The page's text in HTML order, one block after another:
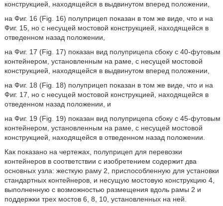
конструкцией, находящейся в выдвинутом вперед положении,
на Фиг. 16 (Fig. 16) полуприцеп показан в том же виде, что и на
Фиг. 15, но с несущей мостовой конструкцией, находящейся в
отведенном назад положении,
на Фиг. 17 (Fig. 17) показан вид полуприцепа сбоку с 40-футовым
контейнером, установленным на раме, с несущей мостовой
конструкцией, находящейся в выдвинутом вперед положении,
на Фиг. 18 (Fig. 18) полуприцеп показан в том же виде, что и на
Фиг. 17, но с несущей мостовой конструкцией, находящейся в
отведенном назад положении, и
на Фиг. 19 (Fig. 19) показан вид полуприцепа сбоку с 45-футовым
контейнером, установленным на раме, с несущей мостовой
конструкцией, находящейся в отведенном назад положении.
Как показано на чертежах, полуприцеп для перевозки
контейнеров в соответствии с изобретением содержит два
основных узла: жесткую раму 2, приспособленную для установки
стандартных контейнеров, и несущую мостовую конструкцию 4,
выполненную с возможностью размещения вдоль рамы 2 и
поддержки трех мостов 6, 8, 10, установленных на ней.